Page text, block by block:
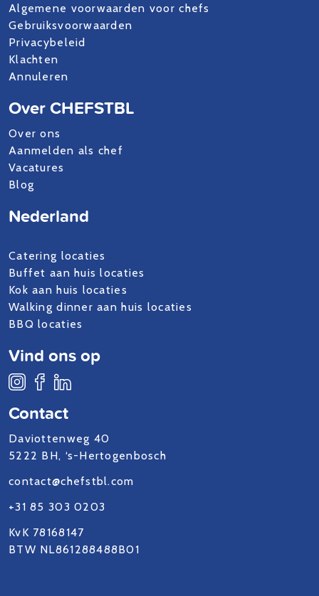
Algemene voorwaarden voor chefs
Gebruiksvoorwaarden
Privacybeleid
Klachten
Annuleren
Over CHEFSTBL
Over ons
Aanmelden als chef
Vacatures
Blog
Contact
Daviottenweg 40
5222 BH, ‘s-Hertogenbosch
contact@chefstbl.com
+31 85 303 0203
KvK 78168147
BTW NL861288488B01
Nederland
Catering locaties
Buffet aan huis locaties
Kok aan huis locaties
Walking dinner aan huis locaties
BBQ locaties
Vind ons op